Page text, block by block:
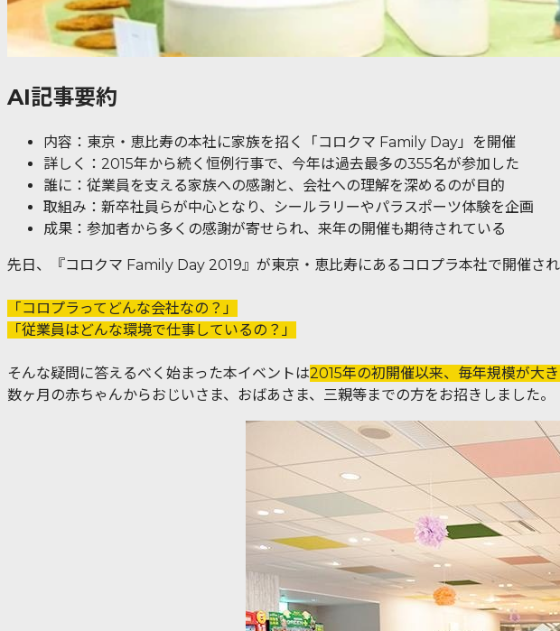
AI記事要約
内容：東京・恵比寿の本社に家族を招く「コロクマ Family Day」を開催
詳しく：2015年から続く恒例行事で、今年は過去最多の355名が参加した
誰に：従業員を支える家族への感謝と、会社への理解を深めるのが目的
取組み：新卒社員らが中心となり、シールラリーやパラスポーツ体験を企画
成果：参加者から多くの感謝が寄せられ、来年の開催も期待されている
先日、『コロクマ Family Day 2019』が東京・恵比寿にあるコロプラ本社で開催され
「コロプラってどんな会社なの？」
「従業員はどんな環境で仕事しているの？」
そんな疑問に答えるべく始まった本イベントは2015年の初開催以来、毎年規模が大
数ヶ月の赤ちゃんからおじいさま、おばあさま、三親等までの方をお招きしました。